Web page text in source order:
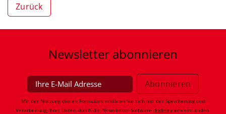
Zurück
Newsletter abonnieren
Mit der Nutzung dieses Formulars erklären Sie sich mit der Speicherung und
Verarbeitung Ihrer Daten durch die Newsletter-Software dodeley einverstanden.